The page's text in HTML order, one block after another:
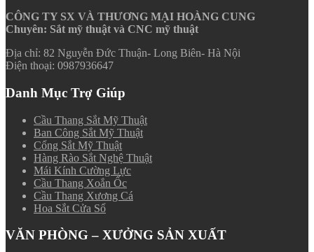
CÔNG TY SX VÀ THƯƠNG MẠI HOÀNG CUNG
Chuyên: Sắt mỹ thuật và CNC mỹ thuật
Địa chỉ: 82 Nguyễn Đức Thuận- Long Biên- Hà Nội
Điện thoại: 0987936647
Danh Mục Trợ Giúp
Cầu Thang Sắt Mỹ Thuật
Ban Công Sắt Mỹ Thuật
Cổng Sắt Mỹ Thuật
Hàng Rào Sắt Nghệ Thuật
Mái Kính Cường Lực
Cầu Thang Xoắn Ốc
Cầu Thang Xương Cá
Hoa Sắt Cửa Sổ
VĂN PHÒNG – XƯỞNG SẢN XUẤT